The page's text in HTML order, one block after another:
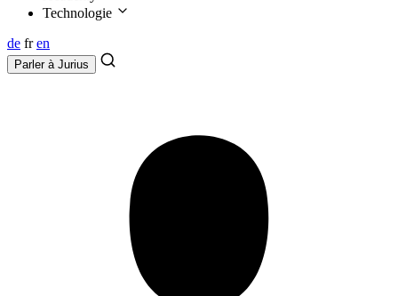
Technologie
de fr en
Parler à Jurius